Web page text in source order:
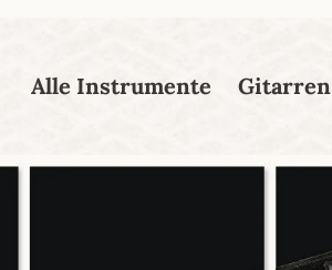
Alle Instrumente Gitarren